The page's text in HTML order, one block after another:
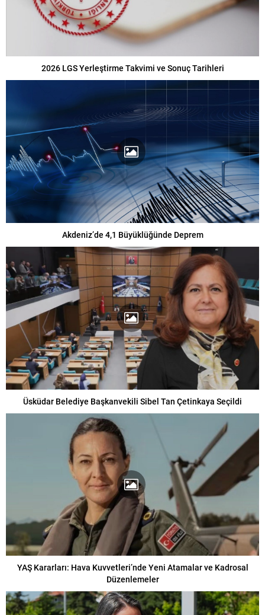
2026 LGS Yerleştirme Takvimi ve Sonuç Tarihleri
Akdeniz’de 4,1 Büyüklüğünde Deprem
Üsküdar Belediye Başkanvekili Sibel Tan Çetinkaya Seçildi
YAŞ Kararları: Hava Kuvvetleri’nde Yeni Atamalar ve Kadrosal
Düzenlemeler